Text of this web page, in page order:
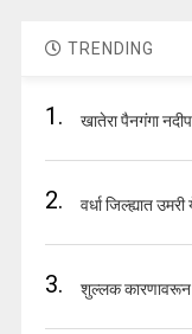
TRENDING
1. खातेरा पैनगंगा
2. वर्धा जिल्ह्यात
3. शुल्लक कारणावरून